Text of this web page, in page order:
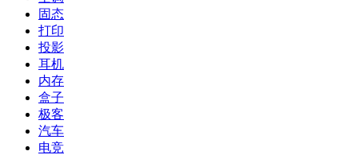
固态
打印
投影
耳机
内存
盒子
极客
汽车
电竞